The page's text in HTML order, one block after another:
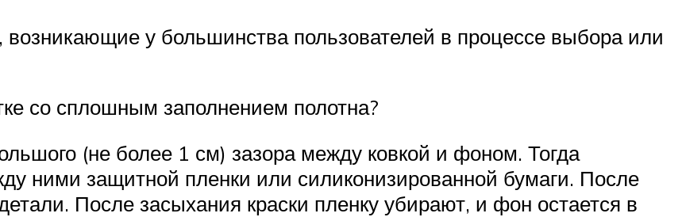
у большинства пользователей в процессе выбора или
со сплошным заполнением полотна?
(не более 1 см) зазора между ковкой и фоном. Тогда
ними защитной пленки или силиконизированной бумаги. После
После засыхания краски пленку убирают, и фон остается в